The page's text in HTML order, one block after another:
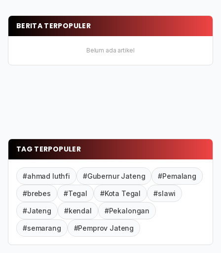
BERITA TERPOPULER
Belum ada artikel
TAG TERPOPULER
#ahmad luthfi #Gubernur Jateng #Pemalang
#brebes #Tegal #Kota Tegal #slawi
#Jateng #kendal #Pekalongan
#semarang #Pemprov Jateng